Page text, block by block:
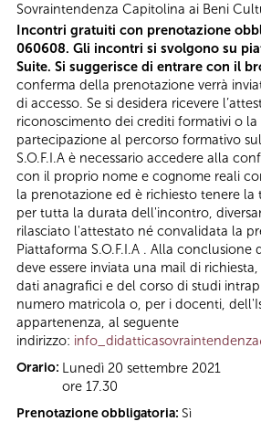
Sovraintendenza Capitolina ai Beni
Incontri gratuiti con prenotazione
060608. Gli incontri si svolgono su
Suite. Si suggerisce di entrare con il
conferma della prenotazione verrà
di accesso. Se si desidera ricevere
riconoscimento dei crediti formativi o
partecipazione al percorso formativo
S.O.F.I.A è necessario accedere alla
con il proprio nome e cognome reali
la prenotazione ed è richiesto tenere la
per tutta la durata dell'incontro,
rilasciato l'attestato né convalidata la
Piattaforma S.O.F.I.A . Alla conclusione
deve essere inviata una mail di
dati anagrafici e del corso di studi
numero matricola o, per i docenti,
appartenenza, al seguente
indirizzo:
Orario: Lunedì 20 settembre 2021
ore 17.30
Prenotazione obbligatoria: Sì